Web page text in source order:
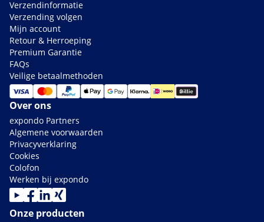
Verzendinformatie
Verzending volgen
Mijn account
Retour & Herroeping
Premium Garantie
FAQs
Veilige betaalmethoden
Over ons
expondo Partners
Algemene voorwaarden
Privacyverklaring
Cookies
Colofon
Werken bij expondo
Onze producten